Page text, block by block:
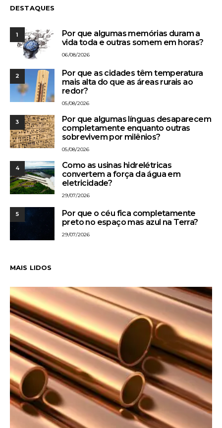
DESTAQUES
1
Por que algumas memórias duram a
vida toda e outras somem em horas?
06/08/2026
2
Por que as cidades têm temperatura
mais alta do que as áreas rurais ao
redor?
05/08/2026
3
Por que algumas línguas desaparecem
completamente enquanto outras
sobrevivem por milênios?
05/08/2026
4
Como as usinas hidrelétricas
convertem a força da água em
eletricidade?
29/07/2026
5
Por que o céu fica completamente
preto no espaço mas azul na Terra?
29/07/2026
MAIS LIDOS